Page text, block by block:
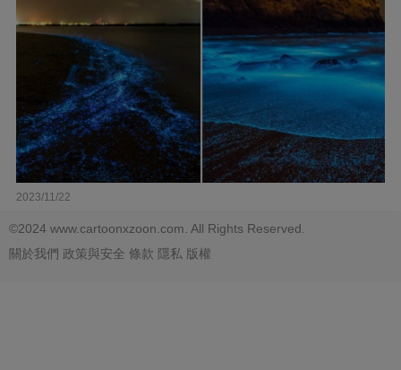
2023/11/22
©2024 www.cartoonxzoon.com. All Rights Reserved.
關於我們 政策與安全 條款 隱私 版權